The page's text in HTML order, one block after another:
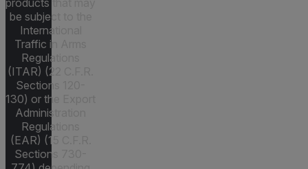
products that may
be subject to the
International
Traffic in Arms
Regulations
(ITAR) (22 C.F.R.
Sections 120-
130) or the Export
Administration
Regulations
(EAR) (15 C.F.R.
Sections 730-